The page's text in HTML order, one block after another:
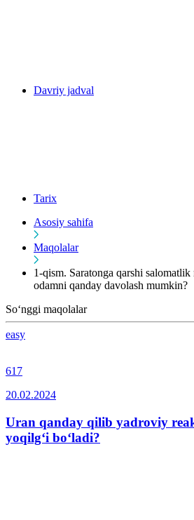
Davriy jadval
Tarix
Asosiy sahifa
Maqolalar
1-qism. Saratonga qarshi
odamni qanday davolash mumkin?
So‘nggi maqolalar
easy
617
20.02.2024
Uran qanday qilib yadroviy
yoqilg‘i bo‘ladi?